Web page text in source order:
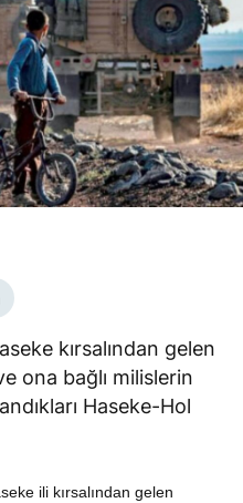
kırsalından gelen
ona bağlı milislerin
Haseke-Hol
ili kırsalından gelen